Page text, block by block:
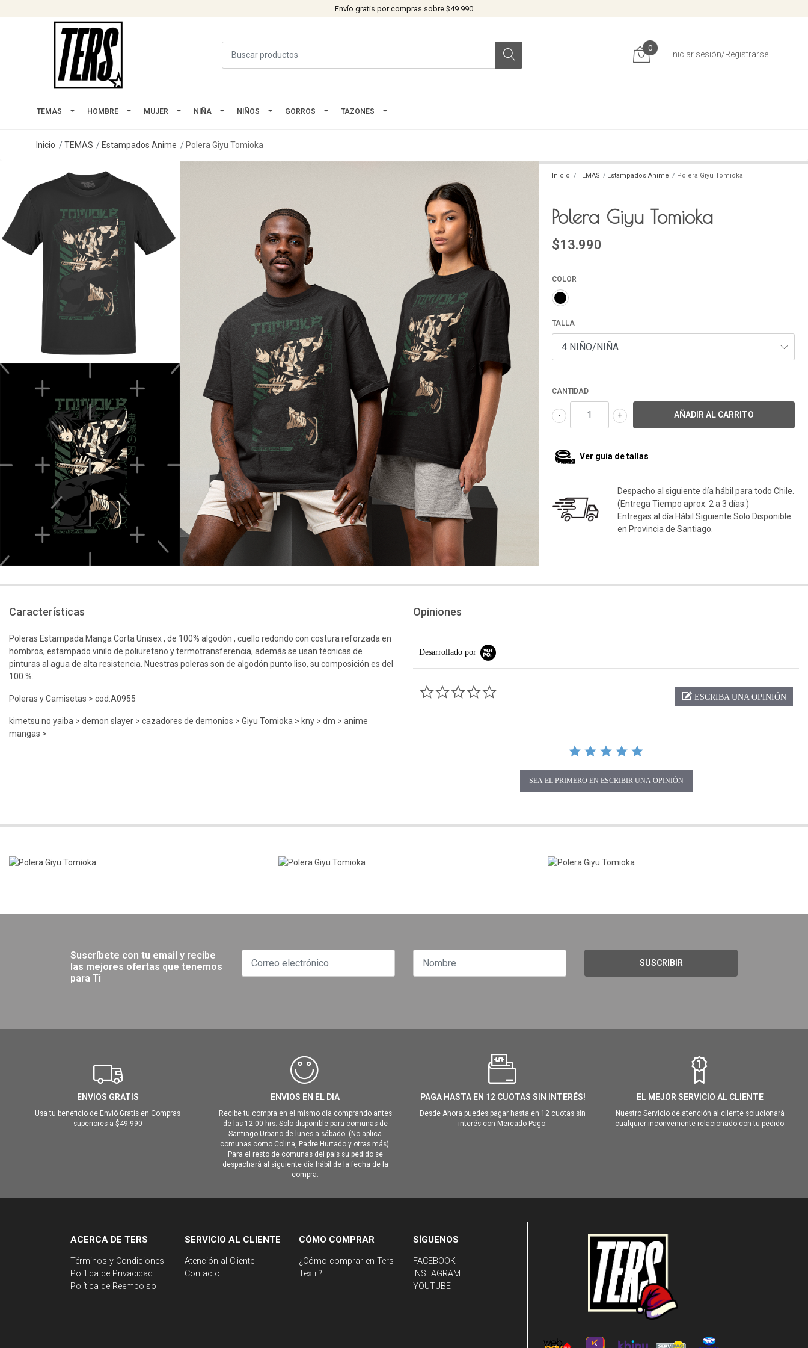
Envío gratis por compras sobre $49.990
0
Iniciar sesión/Registrarse
TEMAS HOMBRE MUJER NIÑA NIÑOS GORROS TAZONES
Inicio TEMAS Estampados Anime Polera Giyu Tomioka
Inicio TEMAS Estampados Anime Polera Giyu Tomioka
Polera Giyu Tomioka
$13.990
COLOR
TALLA
CANTIDAD
+
-
Ver guía de tallas
Despacho al siguiente día hábil para todo Chile.
(Entrega Tiempo aprox. 2 a 3 días.)
Entregas al día Hábil Siguiente Solo Disponible
en Provincia de Santiago.
Características
Poleras Estampada Manga Corta Unisex , de 100% algodón , cuello redondo con costura reforzada en
hombros, estampado vinilo de poliuretano y termotransferencia, además se usan técnicas de
pinturas al agua de alta resistencia. Nuestras poleras son de algodón punto liso, su composición es del
100 %.
Poleras y Camisetas > cod:A0955
kimetsu no yaiba > demon slayer > cazadores de demonios > Giyu Tomioka > kny > dm > anime
mangas >
Opiniones
Desarrollado por
ESCRIBA UNA OPINIÓN
SEA EL PRIMERO EN ESCRIBIR UNA OPINIÓN
Suscríbete con tu email y recibe
las mejores ofertas que tenemos
para Ti
SUSCRIBIR
ENVIOS GRATIS
Usa tu beneficio de Envió Gratis en Compras
superiores a $49.990
ENVIOS EN EL DIA
Recibe tu compra en el mismo día comprando antes
de las 12:00 hrs. Solo disponible para comunas de
Santiago Urbano de lunes a sábado. (No aplica
comunas como Colina, Padre Hurtado y otras más).
Para el resto de comunas del país su pedido se
despachará al siguiente día hábil de la fecha de la
compra.
PAGA HASTA EN 12 CUOTAS SIN INTERÉS!
Desde Ahora puedes pagar hasta en 12 cuotas sin
interés con Mercado Pago.
EL MEJOR SERVICIO AL CLIENTE
Nuestro Servicio de atención al cliente solucionará
cualquier inconveniente relacionado con tu pedido.
ACERCA DE TERS
Términos y Condiciones
Política de Privacidad
Política de Reembolso
SERVICIO AL CLIENTE
Atención al Cliente
Contacto
CÓMO COMPRAR
¿Cómo comprar en Ters
Textil?
SÍGUENOS
FACEBOOK
INSTAGRAM
YOUTUBE